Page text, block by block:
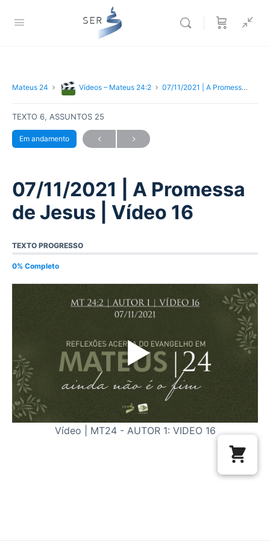
Mateus 24 Vídeos – Mateus 24:2 07/11/2021 | A Promessa de Jesus | Vídeo 16
TEXTO 6, ASSUNTOS 25
Em andamento
07/11/2021 | A Promessa
de Jesus | Vídeo 16
TEXTO PROGRESSO
0% Completo
Vídeo | MT24 - AUTOR 1: VIDEO 16